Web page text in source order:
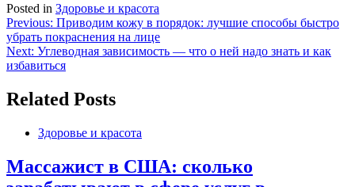
Posted in Здоровье и красота
Навигация
по
записям
Previous: Приводим кожу в порядок: лучшие способы быстро
убрать покраснения на лице
Next: Углеводная зависимость — что о ней надо знать и как
избавиться
Related Posts
Здоровье и красота
Массажист в США: сколько